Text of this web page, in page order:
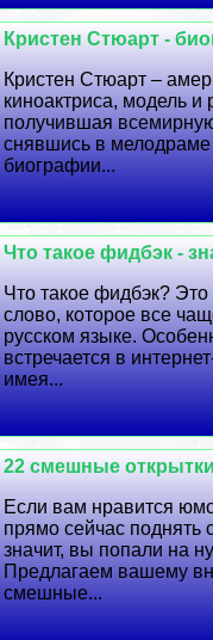
Кристен Стюарт -
Кристен Стюарт –
киноактриса, модель и
получившая
снявшись в
биографии...
Что такое фидбэк -
Что такое фидбэк?
слово, которое все
русском языке.
встречается в
имея...
22 смешные
Если вам нравится
прямо сейчас поднять
значит, вы попали на
Предлагаем вашему
смешные...